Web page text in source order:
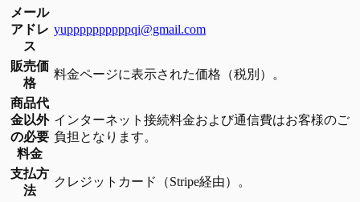
メール
アドレ
ス
yuppppppppppqi@gmail.com
販売価
格
料金ページに表示された価格（税別）。
商品代
金以外
の必要
料金
インターネット接続料金および通信費はお客様のご
負担となります。
支払方
法
クレジットカード（Stripe経由）。